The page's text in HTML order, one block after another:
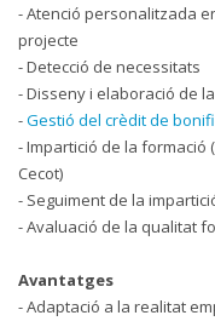
- Atenció personalitzada
projecte
- Detecció de necessitats
- Disseny i elaboració de
-Gestió del crèdit de
- Impartició de la formació
Cecot)
- Seguiment de la
- Avaluació de la qualitat
Avantatges
- Adaptació a la realitat